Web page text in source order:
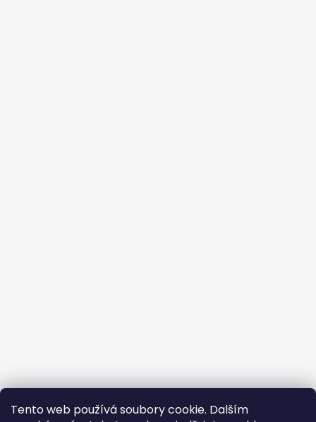
Tento web používá soubory cookie. Dalším